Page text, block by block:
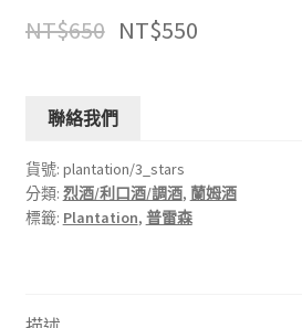
NT$650 NT$550
聯絡我們
貨號: plantation/3_stars
分類: 烈酒/利口酒/調酒, 蘭姆酒
標籤: Plantation, 普雷森